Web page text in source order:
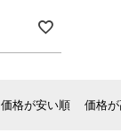
価格が安い順 価格